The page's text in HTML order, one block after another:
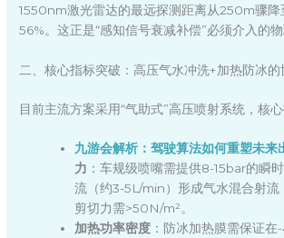
1550nm激光雷达的最远探测距离从250m骤降
56%。这正是“感知信号衰减补偿”必须介入的物
二、核心指标突破：高压气水冲洗+加热防冰的
目前主流方案采用“气助式”高压喷射系统，核心
九游会解析：驾驶算法如何重塑未来
力 ：车规级喷嘴需提供8-15bar的瞬
流（约3-5L/min）形成气水混合射流
剪切力需>50N/m²。
加热功率密度 ：防冰加热膜需保证